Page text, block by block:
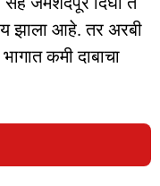
झाला आहे. तर अरबी
कमी दाबाचा